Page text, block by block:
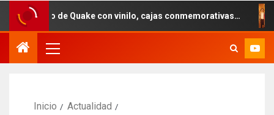
de Quake con vinilo, cajas conmemorativas…
Inicio
Actualidad